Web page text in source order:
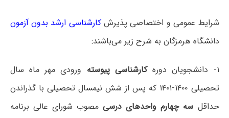
شرایط عمومی و اختصاصی پذیرشکارشناسی ارشد بدون آزمون
دانشگاه ‌هرمزگان به شرح زیر می‌باشند:
۱- دانشجویان دوره کارشناسی پیوسته ورودی مهر ماه سال
تحصیلی ۱۴۰۰-۱۴۰۱ که پس از شش نیمسال تحصیلی با گذراندن
حداقل سه چهارم واحدهای درسی مصوب شورای عالی برنامه